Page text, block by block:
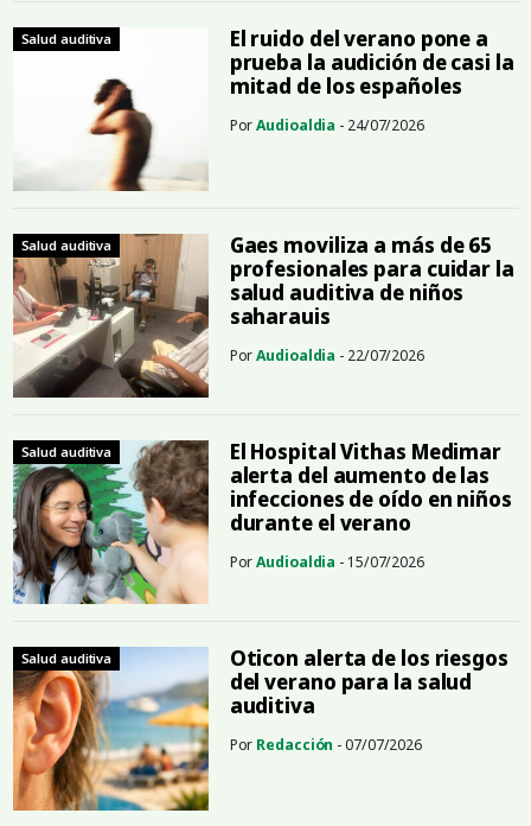
Salud auditiva
El ruido del verano pone a
prueba la audición de casi la
mitad de los españoles
PorAudioaldia - 24/07/2026
Salud auditiva
Gaes moviliza a más de 65
profesionales para cuidar la
salud auditiva de niños
saharauis
PorAudioaldia - 22/07/2026
Salud auditiva
El Hospital Vithas Medimar
alerta del aumento de las
infecciones de oído en niños
durante el verano
PorAudioaldia - 15/07/2026
Salud auditiva
Oticon alerta de los riesgos
del verano para la salud
auditiva
Por Redacción - 07/07/2026